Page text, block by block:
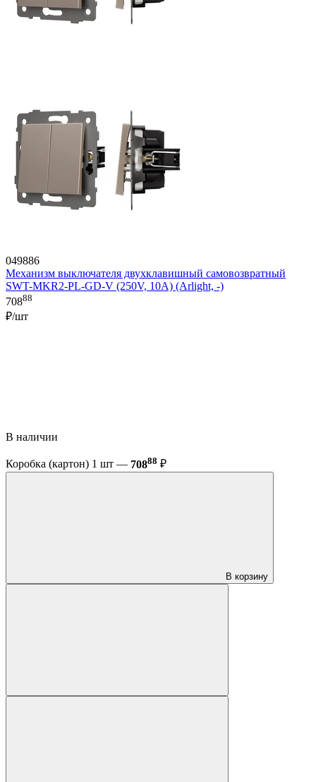
049886
Механизм выключателя двухклавишный самовозвратный
SWT-MKR2-PL-GD-V (250V, 10A) (Arlight, -)
70888
₽/шт
В наличии
Коробка (картон) 1 шт — 70888 ₽
В корзину